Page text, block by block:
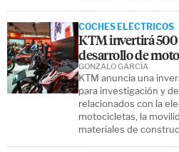
COCHES ELÉCTRICOS
KTM invertirá 500
desarrollo de
KTM anuncia una
para investigación y
relacionados con la
motocicletas, la
materiales de
GONZALO GARCÍA